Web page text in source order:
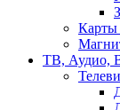
Карты
ТВ, Аудио,